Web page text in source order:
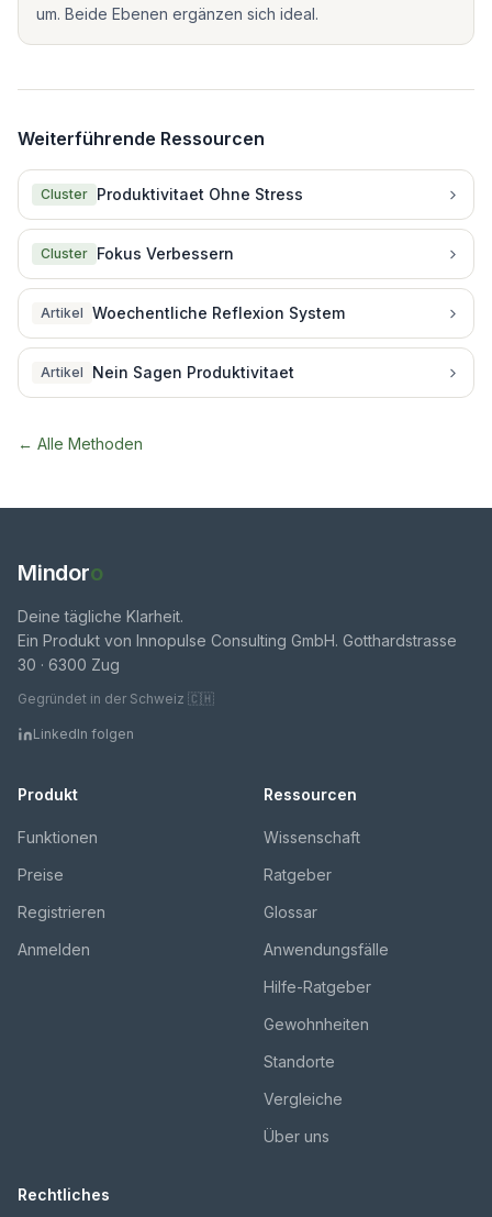
um. Beide Ebenen ergänzen sich ideal.
Weiterführende Ressourcen
Cluster Produktivitaet Ohne Stress
Cluster Fokus Verbessern
Artikel Woechentliche Reflexion System
Artikel Nein Sagen Produktivitaet
← Alle Methoden
Mindoro
Deine tägliche Klarheit.
Ein Produkt von Innopulse Consulting GmbH. Gotthardstrasse
30 · 6300 Zug
Gegründet in der Schweiz 🇨🇭
LinkedIn folgen
Produkt
Funktionen
Preise
Registrieren
Anmelden
Ressourcen
Wissenschaft
Ratgeber
Glossar
Anwendungsfälle
Hilfe-Ratgeber
Gewohnheiten
Standorte
Vergleiche
Über uns
Rechtliches